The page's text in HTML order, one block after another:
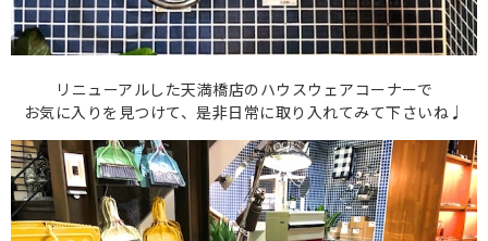
リニューアルした天満橋店のハウスウェアコーナーで
お気に入りを見つけて、是非日常に取り入れてみて下さいね♩